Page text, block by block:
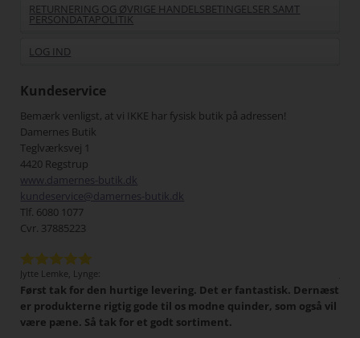
RETURNERING OG ØVRIGE HANDELSBETINGELSER SAMT
PERSONDATAPOLITIK
LOG IND
Kundeservice
Bemærk venligst, at vi IKKE har fysisk butik på adressen!
Damernes Butik
Teglværksvej 1
4420 Regstrup
www.damernes-butik.dk
kundeservice@damernes-butik.dk
Tlf. 6080 1077
Cvr. 37885223
Jytte Lemke, Lynge:
Først tak for den hurtige levering. Det er fantastisk. Dernæst
er produkterne rigtig gode til os modne quinder, som også vil
være pæne. Så tak for et godt sortiment.